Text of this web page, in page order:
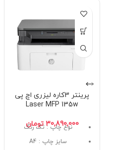
پرینتر 3کاره لیزری اچ پی
Laser MFP 135w
تومان
نوع چاپ : تک رنگ
سایز چاپ : A4